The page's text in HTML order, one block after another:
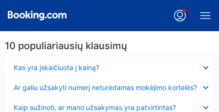
10 populiariausių klausimų
Kas yra įskaičiuota į kainą?
Ar galiu užsakyti numerį neturėdamas mokėjimo kortelės?
Kaip sužinoti, ar mano užsakymas yra patvirtintas?